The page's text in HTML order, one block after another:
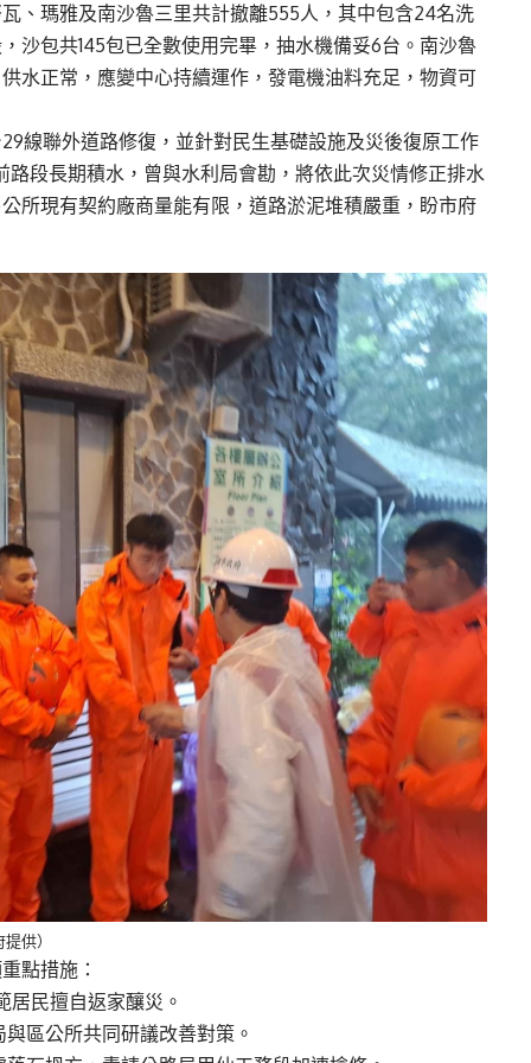
、瑪雅及南沙魯三里共計撤離555人，其中包含24名洗
沙包共145包已全數使用完畢，抽水機備妥6台。南沙魯
水正常，應變中心持續運作，發電機油料充足，物資可
線聯外道路修復，並針對民生基礎設施及災後復原工作
路段長期積水，曾與水利局會勘，將依此次災情修正排水
所現有契約廠商量能有限，道路淤泥堆積嚴重，盼市府
供）
點措施：
居民擅自返家釀災。
區公所共同研議改善對策。